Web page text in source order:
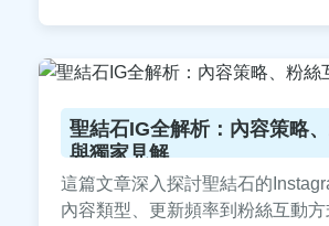
聖結石IG全解析：內容策略
與獨家見解
這篇文章深入探討聖結石的
內容類型、更新頻率到粉絲互動